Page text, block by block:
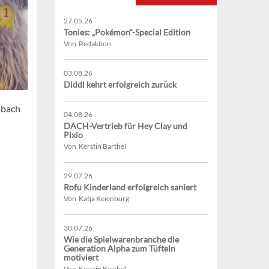
27.05.26
Tonies: „Pokémon“-Special Edition
Von Redaktion
03.08.26
Diddl kehrt erfolgreich zurück
04.08.26
DACH-Vertrieb für Hey Clay und
Pixio
Von Kerstin Barthel
29.07.26
Rofu Kinderland erfolgreich saniert
Von Katja Keienburg
30.07.26
Wie die Spielwarenbranche die
Generation Alpha zum Tüfteln
motiviert